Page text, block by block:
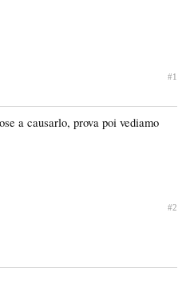
#1
a causarlo, prova poi vediamo
#2